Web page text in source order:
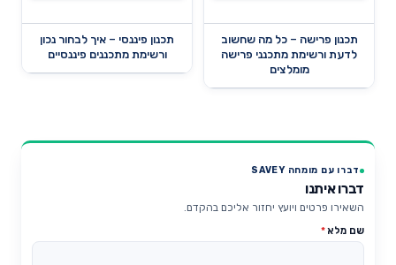
תכנון פרישה – כל מה שחשוב
לדעת ורשימת מתכנני פרישה
מומלצים
תכנון פיננסי – איך לבחור נכון
ורשימת מתכננים פיננסיים
דברו עם מומחה SAVEY
דברו איתנו
השאירו פרטים ויועץ יחזור אליכם בהקדם.
שם מלא*